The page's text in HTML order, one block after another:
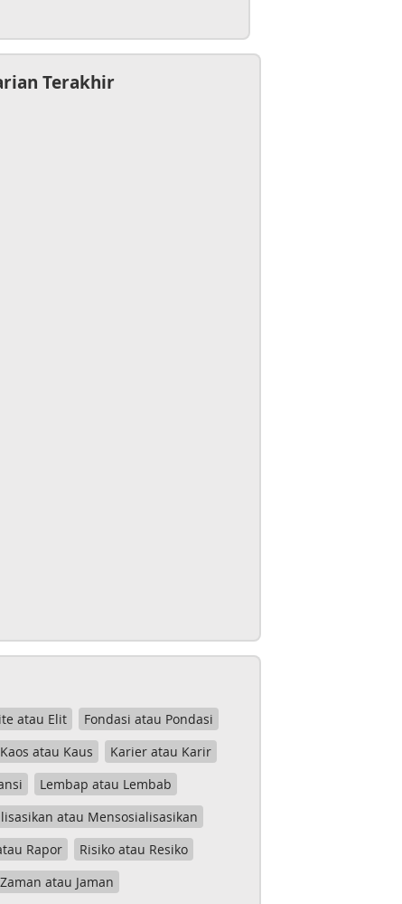
Terakhir
atau Elit
Fondasi atau Pondasi
Kaos atau Kaus
Karier atau Karir
Lembap atau Lembab
atau Mensosialisasikan
Rapor
Risiko atau Resiko
Zaman atau Jaman